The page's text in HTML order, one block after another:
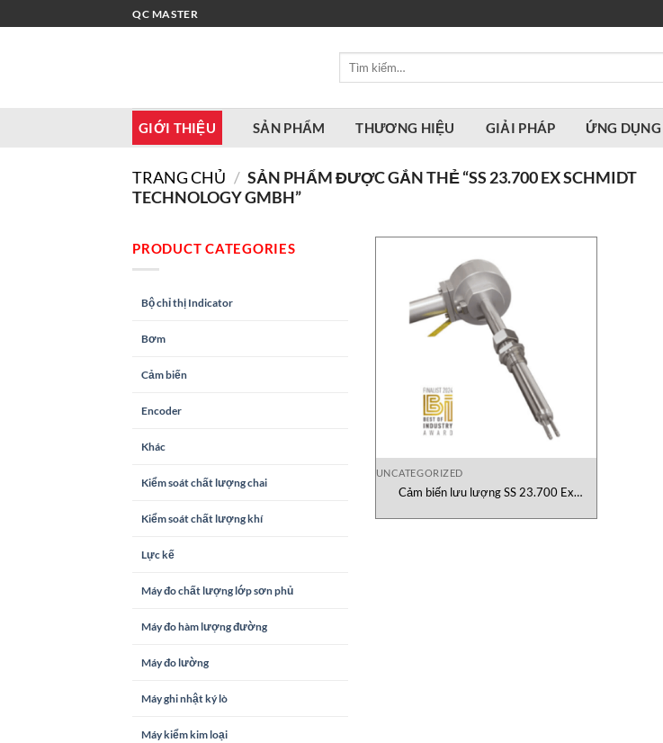
qua
QC MASTER
Tìm
GIỚI THIỆU SẢN PHẨM THƯƠNG HIỆU GIẢI PHÁP ỨNG DỤNG
TRANG CHỦ / SẢN PHẨM ĐƯỢC GẮN THẺ “SS 23.700 EX SCHMIDT
TECHNOLOGY GMBH”
PRODUCT CATEGORIES
Bộ chỉ thị Indicator
Bơm
Cảm biến
Encoder
Khác
Kiểm soát chất lượng chai
Kiểm soát chất lượng khí
Lực kế
Máy đo chất lượng lớp sơn phủ
Máy đo hàm lượng đường
Máy đo lường
Máy ghi nhật ký lò
Máy kiểm kim loại
UNCATEGORIZED
Cảm biến lưu lượng SS 23.700 Ex